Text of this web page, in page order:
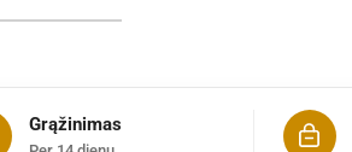
Grąžinimas